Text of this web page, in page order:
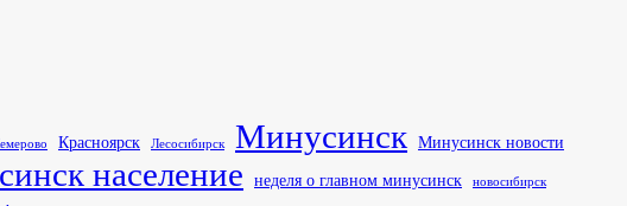
Красноярск Лесосибирск Минусинск Минусинск новости
население неделя о главном минусинск новосибирск